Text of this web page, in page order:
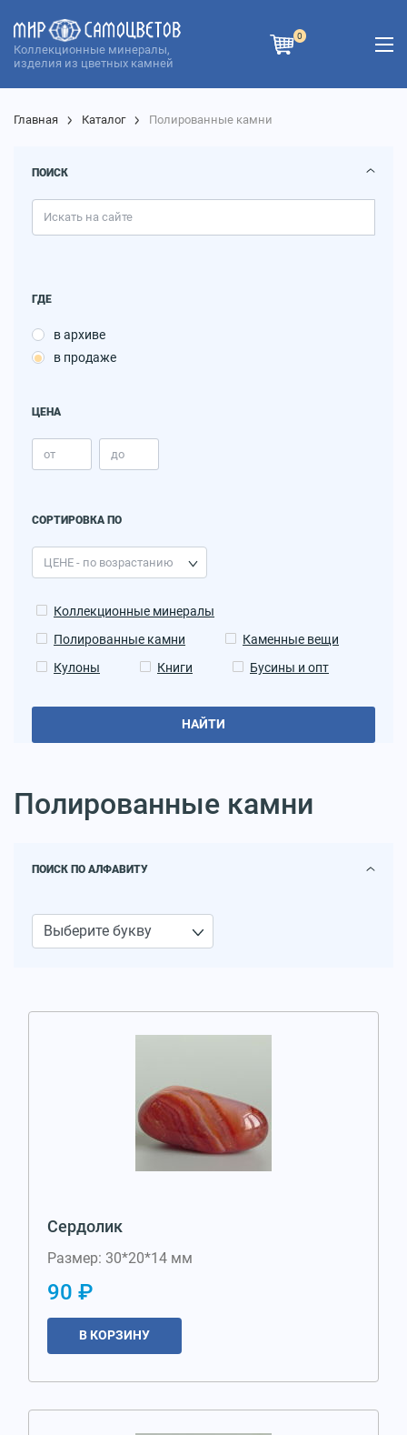
Коллекционные минералы,
изделия из цветных камней
0
Главная Каталог Полированные камни
ПОИСК
ГДЕ
в архиве
в продаже
ЦЕНА
СОРТИРОВКА ПО
Коллекционные минералы
Полированные камни
Каменные вещи
Кулоны
Книги Бусины и опт
НАЙТИ
Полированные камни
ПОИСК ПО АЛФАВИТУ
Сердолик
Размер: 30*20*14 мм
90 ₽
В КОРЗИНУ